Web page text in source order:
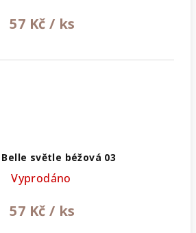
57 Kč / ks
světle béžová 03
Vyprodáno
57 Kč / ks